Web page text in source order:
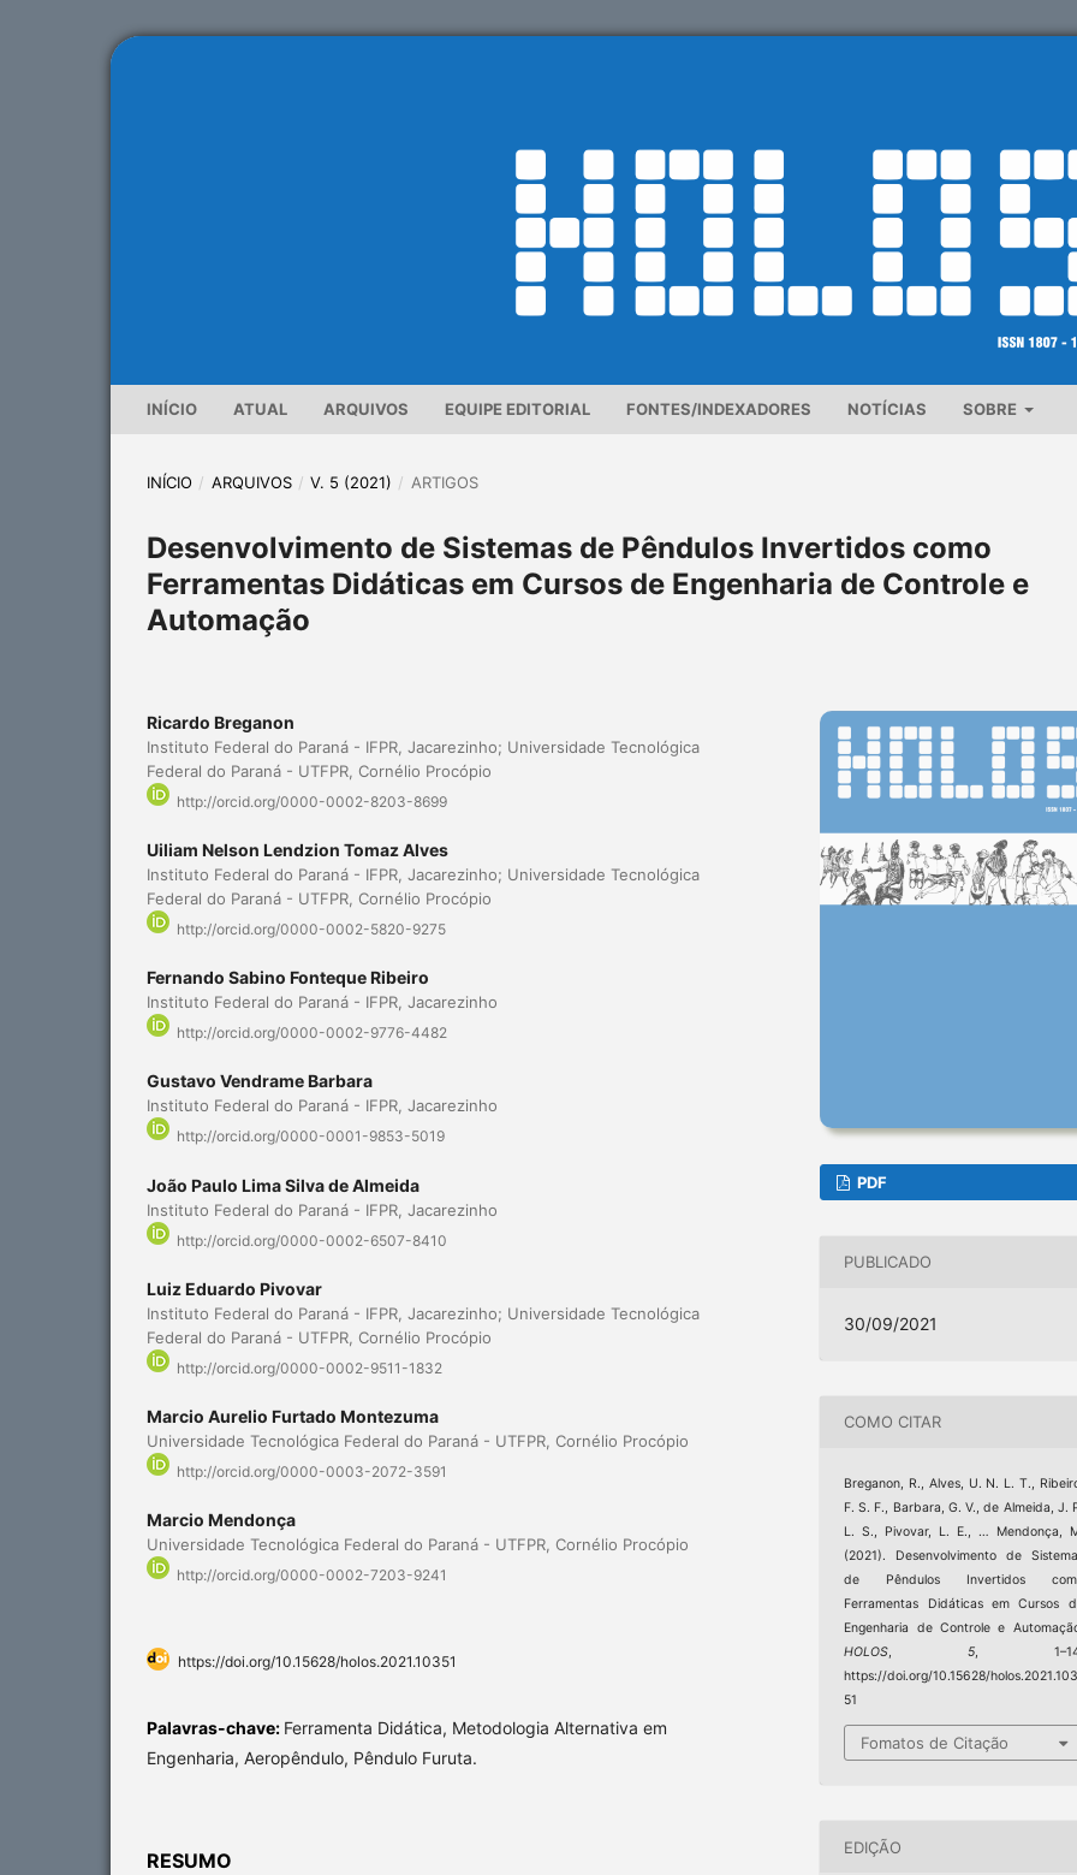
INÍCIO ATUAL ARQUIVOS EQUIPE EDITORIAL FONTES/INDEXADORES NOTÍCIAS SOBRE
INÍCIO / ARQUIVOS / V. 5 (2021) / ARTIGOS
Desenvolvimento de Sistemas de Pêndulos Invertidos como
Ferramentas Didáticas em Cursos de Engenharia de Controle e
Automação
Ricardo Breganon
Instituto Federal do Paraná - IFPR, Jacarezinho; Universidade Tecnológica
Federal do Paraná - UTFPR, Cornélio Procópio
http://orcid.org/0000-0002-8203-8699
Uiliam Nelson Lendzion Tomaz Alves
Instituto Federal do Paraná - IFPR, Jacarezinho; Universidade Tecnológica
Federal do Paraná - UTFPR, Cornélio Procópio
http://orcid.org/0000-0002-5820-9275
Fernando Sabino Fonteque Ribeiro
Instituto Federal do Paraná - IFPR, Jacarezinho
http://orcid.org/0000-0002-9776-4482
Gustavo Vendrame Barbara
Instituto Federal do Paraná - IFPR, Jacarezinho
http://orcid.org/0000-0001-9853-5019
João Paulo Lima Silva de Almeida
Instituto Federal do Paraná - IFPR, Jacarezinho
http://orcid.org/0000-0002-6507-8410
Luiz Eduardo Pivovar
Instituto Federal do Paraná - IFPR, Jacarezinho; Universidade Tecnológica
Federal do Paraná - UTFPR, Cornélio Procópio
http://orcid.org/0000-0002-9511-1832
Marcio Aurelio Furtado Montezuma
Universidade Tecnológica Federal do Paraná - UTFPR, Cornélio Procópio
http://orcid.org/0000-0003-2072-3591
Marcio Mendonça
Universidade Tecnológica Federal do Paraná - UTFPR, Cornélio Procópio
http://orcid.org/0000-0002-7203-9241
https://doi.org/10.15628/holos.2021.10351
Palavras-chave: Ferramenta Didática, Metodologia Alternativa em
Engenharia, Aeropêndulo, Pêndulo Furuta.
RESUMO
PDF
PUBLICADO
30/09/2021
COMO CITAR
Breganon, R., Alves, U. N. L. T.,
F. S. F., Barbara, G. V., de Almeida, J.
L. S., Pivovar, L. E., … Mendonça,
(2021). Desenvolvimento de
de Pêndulos Invertidos
Ferramentas Didáticas em Cursos
Engenharia de Controle e
HOLOS
5 ,
https://doi.org/10.15628/holos.2021.103
51
Fomatos de Citação
EDIÇÃO